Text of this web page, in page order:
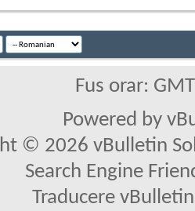
Fus orar:
Powered by
© 2026 vBulletin
Search Engine
Traducere